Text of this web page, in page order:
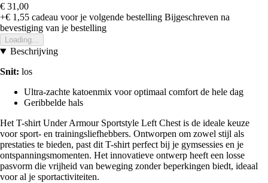
€ 31,00
+€ 1,55 cadeau voor je volgende bestelling Bijgeschreven na
bevestiging van je bestelling
Loading...
Beschrijving
Snit: los
Ultra-zachte katoenmix voor optimaal comfort de hele dag
Geribbelde hals
Het T-shirt Under Armour Sportstyle Left Chest is de ideale keuze
voor sport- en trainingsliefhebbers. Ontworpen om zowel stijl als
prestaties te bieden, past dit T-shirt perfect bij je gymsessies en je
ontspanningsmomenten. Het innovatieve ontwerp heeft een losse
pasvorm die vrijheid van beweging zonder beperkingen biedt, ideaal
voor al je sportactiviteiten.